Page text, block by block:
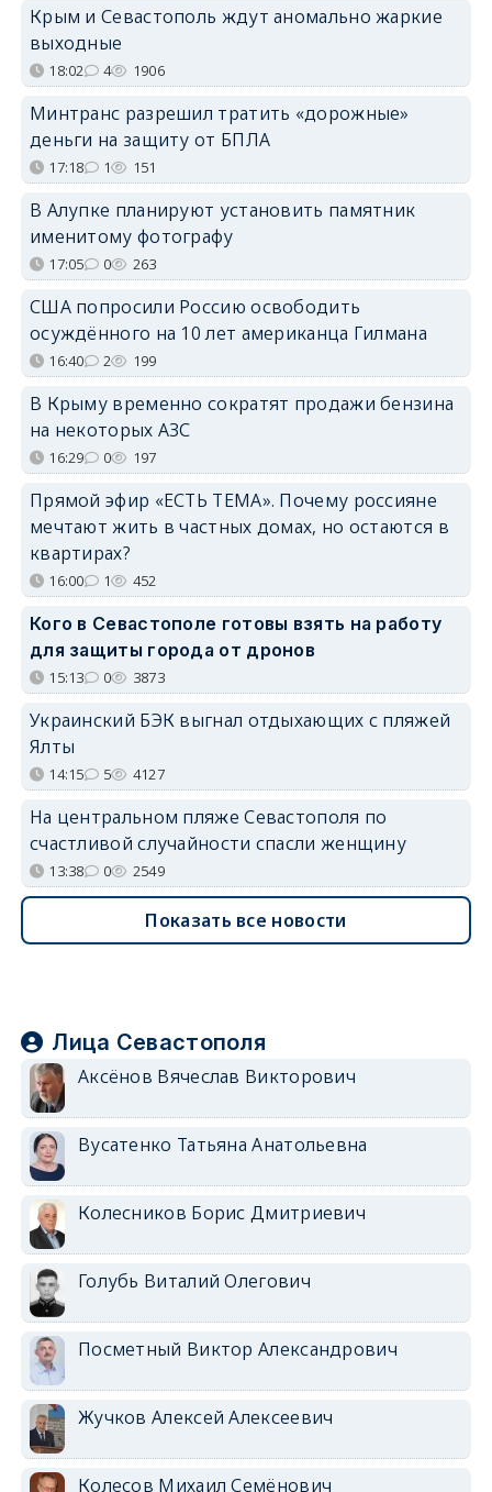
Крым и Севастополь ждут аномально жаркие
выходные
18:02 4 1906
Минтранс разрешил тратить «дорожные»
деньги на защиту от БПЛА
17:18 1 151
В Алупке планируют установить памятник
именитому фотографу
17:05 0 263
США попросили Россию освободить
осуждённого на 10 лет американца Гилмана
16:40 2 199
В Крыму временно сократят продажи бензина
на некоторых АЗС
16:29 0 197
Прямой эфир «ЕСТЬ ТЕМА». Почему россияне
мечтают жить в частных домах, но остаются в
квартирах?
16:00 1 452
Кого в Севастополе готовы взять на работу
для защиты города от дронов
15:13 0 3873
Украинский БЭК выгнал отдыхающих с пляжей
Ялты
14:15 5 4127
На центральном пляже Севастополя по
счастливой случайности спасли женщину
13:38 0 2549
Показать все новости
Лица Севастополя
Аксёнов Вячеслав Викторович
Вусатенко Татьяна Анатольевна
Колесников Борис Дмитриевич
Голубь Виталий Олегович
Посметный Виктор Александрович
Жучков Алексей Алексеевич
Колесов Михаил Семёнович